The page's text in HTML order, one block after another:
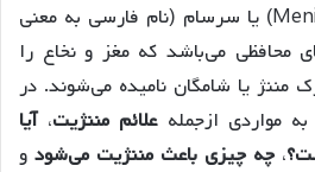
(نام علمی: Meningitis) یا سرسام (نام فارسی به معنی
محافظی می‌باشد که مغز و نخاع را
مننژ یا شامگان نامیده می‌شوند. در
مواردی ازجملهعلائم مننژیت،آیا
،چه چیزی باعث مننژیت می‌شود و